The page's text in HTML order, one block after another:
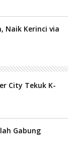
Naik Kerinci via
City Tekuk K-
Gabung